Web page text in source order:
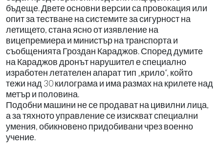
бъдеще. Двете основни версии са провокация или
опит за тестване на системите за сигурност на
летището, стана ясно от изявление на
вицепремиера и министър на транспорта и
съобщенията Гроздан Караджов. Според думите
на Караджов дронът нарушител е специално
изработен летателен апарат тип „крило“, който
тежи над 30 килограма и има размах на крилете над
метър и половина.
Подобни машини не се продават на цивилни лица,
а за тяхното управление се изискват специални
умения, обикновено придобивани чрез военно
учение.